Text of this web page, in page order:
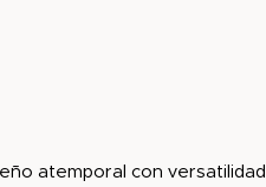
atemporal con